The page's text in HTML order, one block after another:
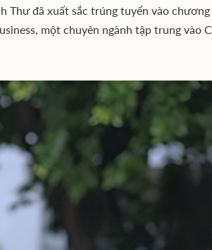
Thư đã xuất sắc trúng tuyển vào
một chuyên ngành tập trung vào